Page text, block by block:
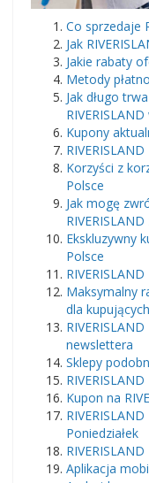
​Co sprzedaje
Jak
Jakie rabaty
Metody
Jak długo
Kupony
Korzyści z
Polsce
Jak mogę
Ekskluzywny
Polsce
Maksymalny
dla
newslettera
Sklepy
Kupon na
Poniedziałek
Aplikacja